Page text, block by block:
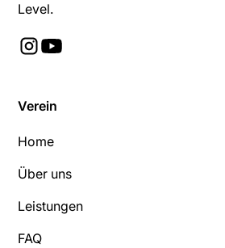
Level.
Verein
Home
Über uns
Leistungen
FAQ